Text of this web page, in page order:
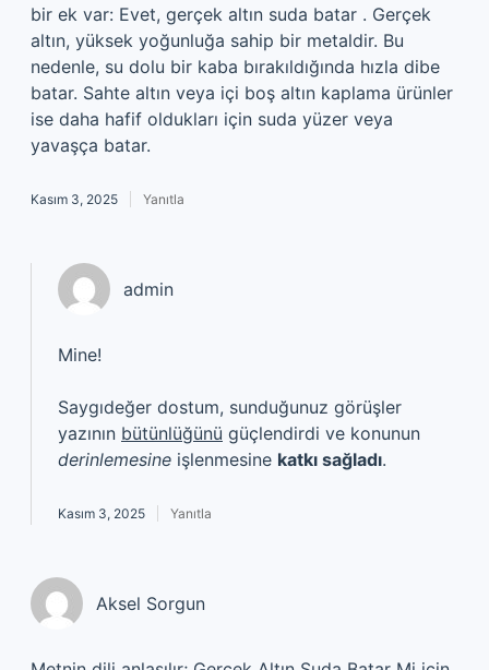
bir ek var: Evet, gerçek altın suda batar . Gerçek
altın, yüksek yoğunluğa sahip bir metaldir. Bu
nedenle, su dolu bir kaba bırakıldığında hızla dibe
batar. Sahte altın veya içi boş altın kaplama ürünler
ise daha hafif oldukları için suda yüzer veya
yavaşça batar.
Kasım 3, 2025 Yanıtla
admin
Mine!
Saygıdeğer dostum, sunduğunuz görüşler
yazının bütünlüğünü güçlendirdi ve konunun
derinlemesine işlenmesine katkı sağladı.
Kasım 3, 2025 Yanıtla
Aksel Sorgun